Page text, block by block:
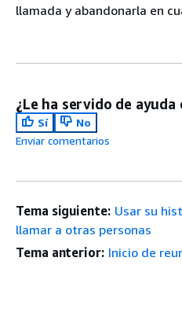
llamada y abandonarla en
¿Le ha servido de ayuda
Sí
No
Enviar comentarios
Tema siguiente: Usar su
llamar a otras personas
Tema anterior: Inicio de